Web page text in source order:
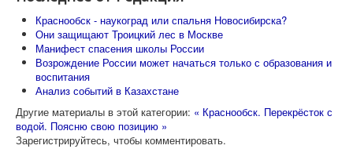
Краснообск - наукоград или спальня Новосибирска?
Они защищают Троицкий лес в Москве
Манифест спасения школы России
Возрождение России может начаться только с образования и
воспитания
Анализ событий в Казахстане
Другие материалы в этой категории: « Краснообск. Перекрёсток с
водой. Поясню свою позицию »
Зарегистрируйтесь, чтобы комментировать.